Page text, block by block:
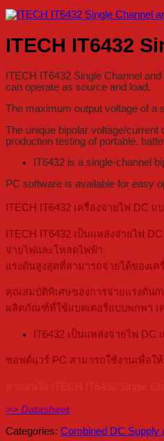
ITECH IT6432
ITECH IT6432 Single Channel
can operate as source and load.
The maximum output voltage of a
The unique bipolar voltage/
production testing of portable,
IT6432 is a single-channel
PC software is available for easy
ITECH IT6432 เครื่องจ่ายไฟ DC
ITECH IT6432 เป็นแหล่งจ่ายไฟ
จ่ายไฟและโหลดไฟฟ้า
แรงดันสูงสุดที่สามารถจ่ายได้ของเ
คุณสมบัติพิเศษของการจ่ายแรงดัน/
ผลิตภัณฑ์ที่ใช้แบตเตอรี่แบบพกพา เค
IT6432 เป็นแหล่งจ่ายไฟ DC
ซอฟต์แวร์ PC สามารถใช้งานเพื่อใ
>> Datasheet
Categories: Combined DC Supply